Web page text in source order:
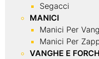
Segacci
MANICI
Manici Per
Manici Per
VANGHE E